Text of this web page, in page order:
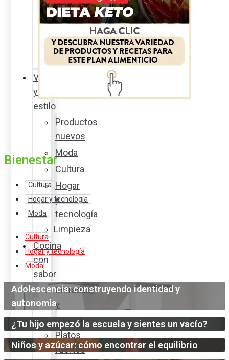
Sexualidad
responsable
la
percha
Vida
y
estilo
Productos
nuevos
Moda
Cultura
Hogar
y
tecnología
Limpieza
Cocina
con
sabor
Entradas
y
sopas
Platos
fuertes
Bienestar
Cultura
Hogar y tecnología
Moda
Cultura
Hogar y tecnología
Moda
Adolescencia: construyendo identidad y
autonomía
¿Tu hijo empezó la escuela y sientes un vacío?
Niños y azúcar: cómo encontrar el equilibrio